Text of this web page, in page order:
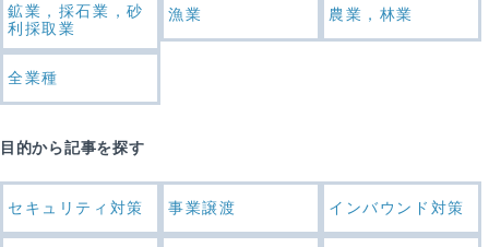
鉱業，採石業，砂
利採取業
漁業 農業，林業
全業種
目的から記事を探す
セキュリティ対策 事業譲渡 インバウンド対策